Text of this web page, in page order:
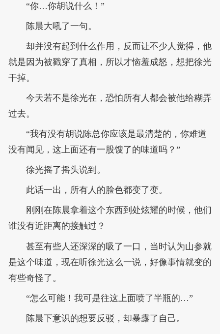
“你…你胡说什么！”
陈晨大吼了一句。
却并没有起到什么作用，反而让不少人觉得，他
就是因为被戳穿了真相，所以才恼羞成怒，想把徐光
干掉。
今天若不是徐光在，恐怕所有人都会被他给糊弄
过去。
“我有没有胡说陈总你应该是最清楚的，你难道
没有闻见，这上面还有一股馊了的味道吗？”
徐光摇了摇头说到。
此话一出，所有人的脸色都变了变。
刚刚在陈晨拿着这个东西到处炫耀的时候，他们
谁没有近距离的接触过？
甚至有些人还深深的吸了一口，当时认为山参就
是这个味道，现在听徐光这么一说，好像事情就变的
有些奇怪了。
“怎么可能！我可是往这上面喷了半瓶的…”
陈晨下意识的想要反驳，却暴露了自己。